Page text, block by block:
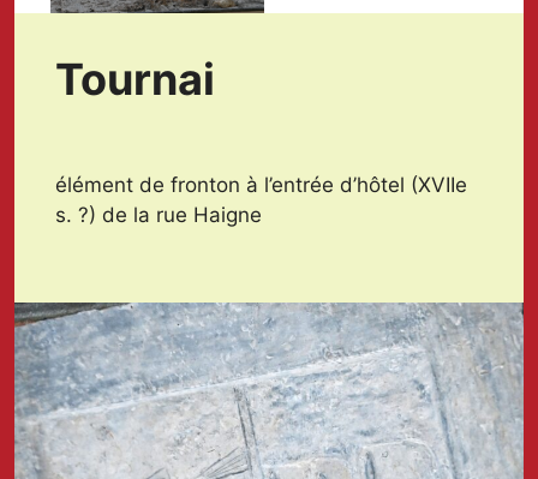
Tournai
élément de fronton à l’entrée d’hôtel (XVIIe
s. ?) de la rue Haigne